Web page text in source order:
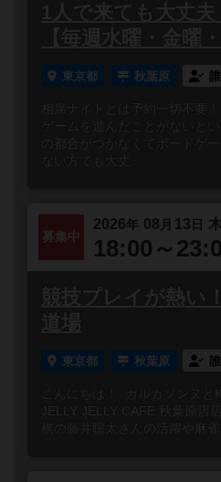
1人で来ても大丈夫
【毎週水曜・金曜
東京都 秋葉原
相席ナイトとは予約一切不要
ゲームを遊んだことがないと
の都合がつかなくてボードゲ
ない方でも大丈...
募集中
2026年 08 月 13 日
18:00～
競技プレイが熱い
道場
東京都 秋葉原
こんにちは！ カルカソンヌと
JELLY JELLY CAFE 秋葉原店
棋の藤井聡太さんの活躍や麻